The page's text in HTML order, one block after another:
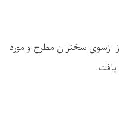
ازسوی سخنران مطرح و مورد